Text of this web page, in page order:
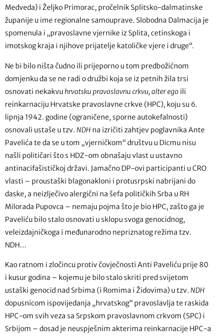
Medveda) i Željko Primorac, pročelnik Splitsko-dalmatinske
županije u ime regionalne samouprave. Slobodna Dalmacija je
spomenula i „pravoslavne vjernike iz Splita, cetinskoga i
imotskog kraja i njihove prijatelje katoličke vjere i druge“.
Ne bi bilo ništa čudno ili prijeporno u tom predbožićnom
domjenku da se ne radi o družbi koja se iz petnih žila trsi
osnovati nekakvuhrvatsku pravoslavnu crkvu, alter ego ili
reinkarnaciju Hrvatske pravoslavne crkve (HPC), koju su 6.
lipnja 1942. godine (ograničene, sporne autokefalnosti)
osnovali ustaše u tzv. NDH na izričiti zahtjev poglavnika Ante
Pavelića te da se u tom „vjerničkom“ društvu u Dicmu nisu
našli političari što s HDZ-om obnašaju vlast u ustavno
antinacifašističkoj državi. Jamačno DP-ovi participanti u CRO
vlasti – proustaški blagonakloni i protusrpski nabrijani do
daske, a neizlječivo alergični na šefa političkih Srba u RH
Milorada Pupovca – nemaju pojma što je bio HPC, zašto ga je
Paveliću bilo stalo osnovati u sklopu svoga genocidnog,
veleizdajničkoga i međunarodno nepriznatog režima tzv.
NDH…
Kao ratnom i zločincu protiv čovječnosti Anti Paveliću prije 80
i kusur godina – kojemu je bilo stalo skriti pred svijetom
ustaški genocid nad Srbima (i Romima i Židovima) u tzv. NDH
dopusnicom ispovijedanja „hrvatskog“ pravoslavlja te raskida
HPC-om svih veza sa Srpskom pravoslavnom crkvom (SPC) i
Srbijom – dosad je neuspješnim akterima reinkarnacije HPC-a